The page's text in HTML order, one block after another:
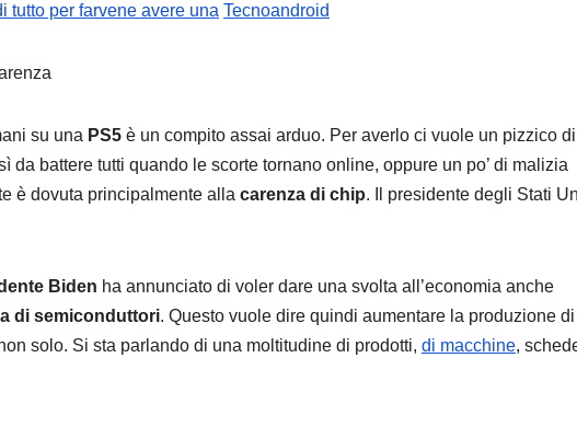
tutto per farvene avere una Tecnoandroid
su una PS5 è un compito assai arduo. Per averlo ci vuole un pizzico di
da battere tutti quando le scorte tornano online, oppure un po’ di malizia
è dovuta principalmente alla carenza di chip. Il presidente degli Stati
Biden ha annunciato di voler dare una svolta all’economia anche
di semiconduttori. Questo vuole dire quindi aumentare la produzione
solo. Si sta parlando di una moltitudine di prodotti, di macchine,